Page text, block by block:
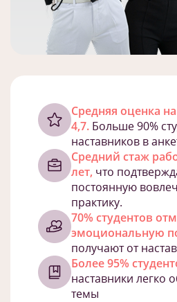
Cредняя оценка
4,7. Больше 90%
наставников в
Средний стаж
лет, что
постоянную
практику.
70% студентов
эмоциональную
получают от
Более 95%
наставники легко
темы